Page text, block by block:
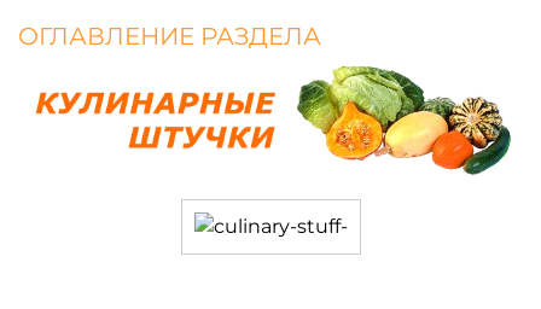
ОГЛАВЛЕНИЕ РАЗДЕЛА